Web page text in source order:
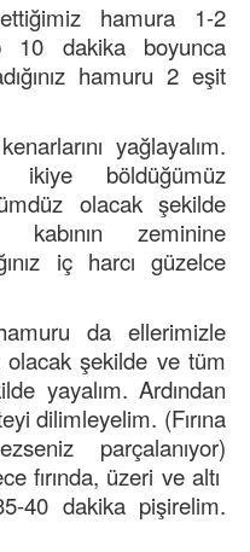
hamura 1-2
10 dakika boyunca
hamuru 2 eşit
yağlayalım.
ikiye böldüğümüz
olacak şekilde
kabının zeminine
iç harcı güzelce
da ellerimizle
olacak şekilde ve tüm
yayalım. Ardından
dilimleyelim. (Fırına
parçalanıyor)
fırında, üzeri ve altı
40 dakika pişirelim.